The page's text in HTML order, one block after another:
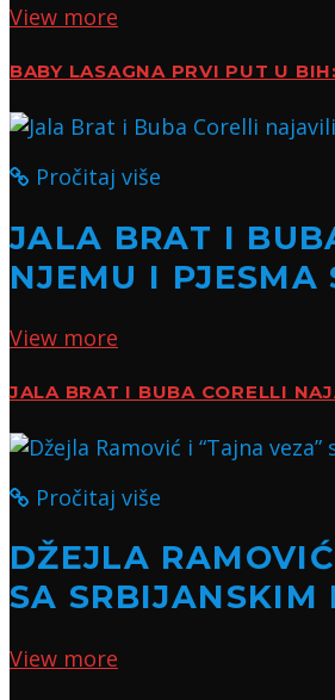
View more
BABY LASAGNA PRVI PUT U
Pročitaj više
JALA BRAT I
NJEMU I PJESMA
View more
JALA BRAT I BUBA CORELLI
Pročitaj više
DŽEJLA
SA SRBIJANSKIM
View more